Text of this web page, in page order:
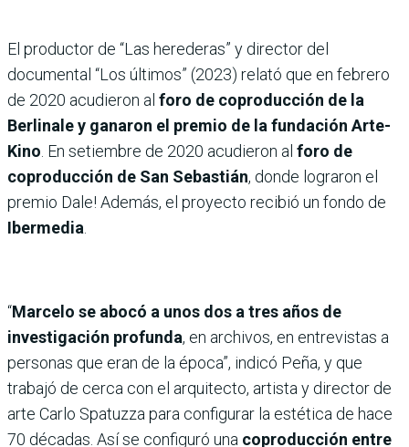
El productor de “Las herederas” y director del
documental “Los últimos” (2023) relató que en febrero
de 2020 acudieron al foro de coproducción de la
Berlinale y ganaron el premio de la fundación Arte-
Kino . En setiembre de 2020 acudieron al foro de
coproducción de San Sebastián, donde lograron el
premio Dale! Además, el proyecto recibió un fondo de
Ibermedia
“Marcelo se abocó a unos dos a tres años de
investigación profunda, en archivos, en entrevistas a
personas que eran de la época”, indicó Peña, y que
trabajó de cerca con el arquitecto, artista y director de
arte Carlo Spatuzza para configurar la estética de hace
70 décadas. Así se configuró una coproducción entre